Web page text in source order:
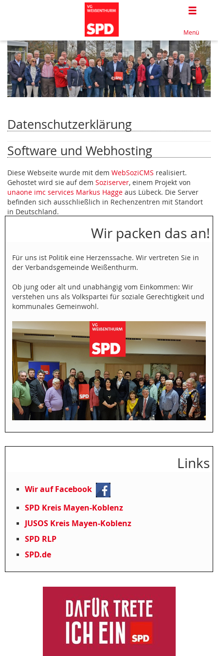
Menü
Datenschutzerklärung
Software und Webhosting
Diese Webseite wurde mit dem WebSoziCMS realisiert.
Gehostet wird sie auf dem Soziserver, einem Projekt von
unaone imc services Markus Hagge aus Lübeck. Die Server
befinden sich ausschließlich in Rechenzentren mit Standort
in Deutschland.
Wir packen das an!
Für uns ist Politik eine Herzenssache. Wir vertreten Sie in
der Verbandsgemeinde Weißenthurm.
Ob jung oder alt und unabhängig vom Einkommen: Wir
verstehen uns als Volkspartei für soziale Gerechtigkeit und
kommunales Gemeinwohl.
Links
Wir auf Facebook
SPD Kreis Mayen-Koblenz
JUSOS Kreis Mayen-Koblenz
SPD RLP
SPD.de